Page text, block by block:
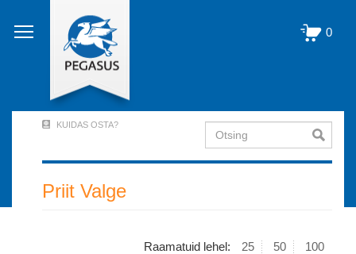
edasi
põhisisu
0
Account
Menu
KUIDAS OSTA? Otsing
Priit Valge
Raamatuid lehel: 25 50 100